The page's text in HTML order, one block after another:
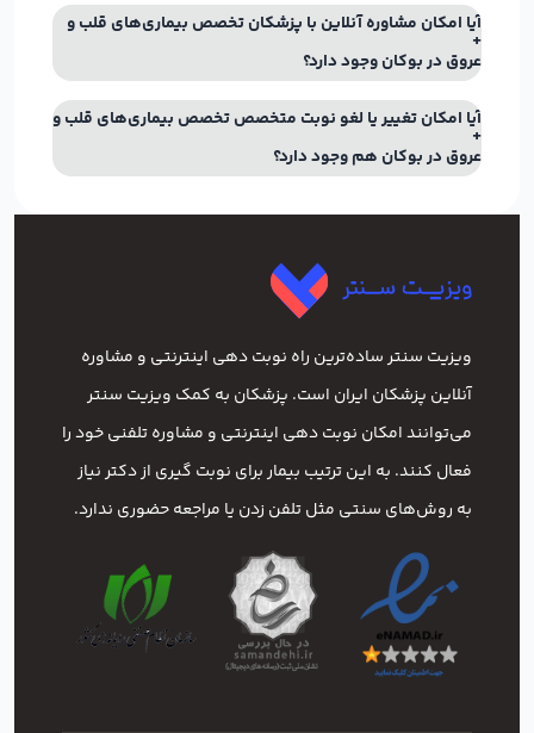
آیا امکان مشاوره آنلاین با پزشکان تخصص بیماری‌های قلب و
عروق در بوکان وجود دارد؟
آیا امکان تغییر یا لغو نوبت متخصص تخصص بیماری‌های قلب و
عروق در بوکان هم وجود دارد؟
ویزیت سنتر ساده‌ترین راه نوبت‌ دهی اینترنتی و مشاوره
آنلاین پزشکان ایران است. پزشکان به کمک ویزیت سنتر
می‌توانند امکان نوبت دهی اینترنتی و مشاوره تلفنی خود را
فعال کنند. به این ترتیب بیمار برای نوبت گیری از دکتر نیاز
به روش‌های سنتی مثل تلفن زدن یا مراجعه حضوری ندارد.